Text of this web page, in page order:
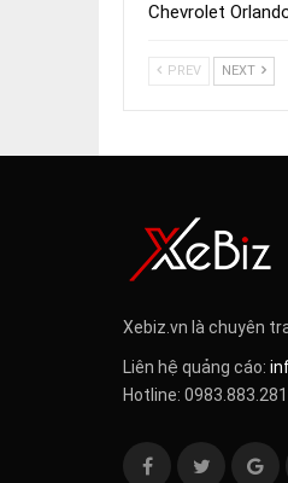
Chevrolet
PREV NEXT
Xebiz.vn là chuyên
Liên hệ quảng cáo:
Hotline: 0983.883.281